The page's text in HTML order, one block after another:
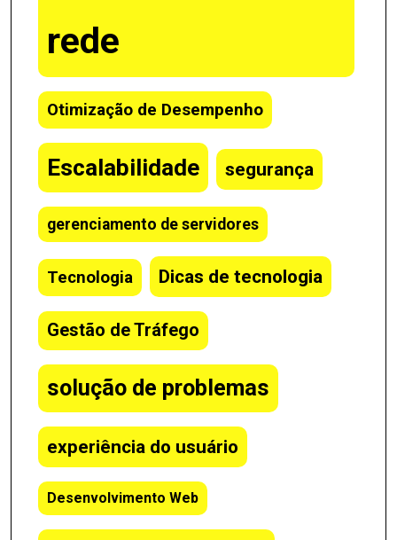
rede
Otimização de Desempenho
Escalabilidade segurança
gerenciamento de servidores
Tecnologia Dicas de tecnologia
Gestão de Tráfego
solução de problemas
experiência do usuário
Desenvolvimento Web